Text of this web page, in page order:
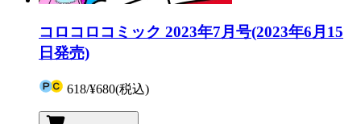
コロコロコミック 2023年7月号(2023年6月15
日発売)
618/¥680(税込)